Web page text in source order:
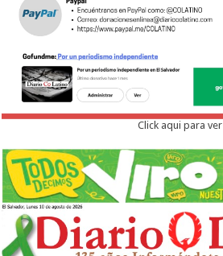
Click aqui para ver